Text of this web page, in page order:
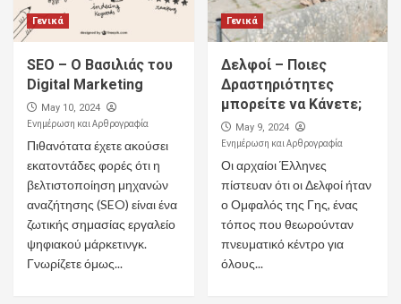
Γενικά
SEO – Ο Βασιλιάς του
Digital Marketing
May 10, 2024
Ενημέρωση και Αρθρογραφία
Πιθανότατα έχετε ακούσει
εκατοντάδες φορές ότι η
βελτιστοποίηση μηχανών
αναζήτησης (SEO) είναι ένα
ζωτικής σημασίας εργαλείο
ψηφιακού μάρκετινγκ.
Γνωρίζετε όμως...
Γενικά
Δελφοί – Ποιες
Δραστηριότητες
μπορείτε να Κάνετε;
May 9, 2024
Ενημέρωση και Αρθρογραφία
Οι αρχαίοι Έλληνες
πίστευαν ότι οι Δελφοί ήταν
ο Ομφαλός της Γης, ένας
τόπος που θεωρούνταν
πνευματικό κέντρο για
όλους...